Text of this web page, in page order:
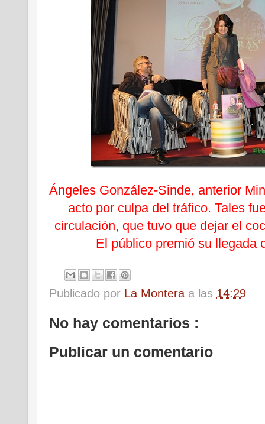
Ángeles González-Sinde, anterior
acto por culpa del tráfico. Tales
circulación, que tuvo que dejar el
El público premió su llegada
Publicado por La Montera a las 14:29
No hay comentarios :
Publicar un comentario